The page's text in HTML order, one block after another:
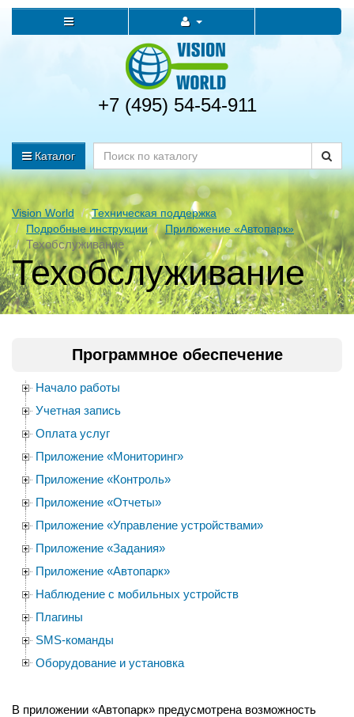
+7 (495) 54-54-911
Каталог
Vision World
Техническая поддержка
Подробные инструкции
Приложение «Автопарк»
Техобслуживание
Техобслуживание
Программное обеспечение
Начало работы
Учетная запись
Оплата услуг
Приложение «Мониторинг»
Приложение «Контроль»
Приложение «Отчеты»
Приложение «Управление устройствами»
Приложение «Задания»
Приложение «Автопарк»
Наблюдение с мобильных устройств
Плагины
SMS-команды
Оборудование и установка
В приложении «Автопарк» предусмотрена возможность